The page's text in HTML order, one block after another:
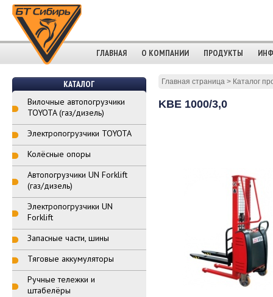
ГЛАВНАЯ О КОМПАНИИ ПРОДУКТЫ
КАТАЛОГ
Вилочные автопогрузчики
TOYOTA (газ/дизель)
Электропогрузчики TOYOTA
Колёсные опоры
Автопогрузчики UN Forklift
(газ/дизель)
Электропогрузчики UN
Forklift
Запасные части, шины
Тяговые аккумуляторы
Ручные тележки и
штабелёры
Главная страница> Каталог
KBE 1000/3,0